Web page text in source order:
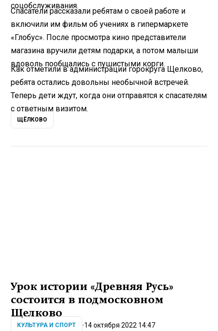
соцобслуживания.
Спасатели рассказали ребятам о своей работе и
включили им фильм об учениях в гипермаркете
«Глобус». После просмотра кино представители
магазина вручили детям подарки, а потом малыши
вдоволь пообщались с пушистыми корги.
Как отметили в администрации горокруга Щелково,
ребята остались довольны необычной встречей.
Теперь дети ждут, когда они отправятся к спасателям
с ответным визитом.
ЩЁЛКОВО
Урок истории «Древняя Русь»
состоится в подмосковном
Щелково
КУЛЬТУРА И СПОРТ 14 октября 2022 14:47